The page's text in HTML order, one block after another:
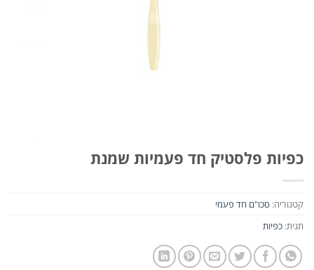
כפיות פלסטיק חד פעמיות שמנת
קטגוריה: סכו"ם חד פעמי
תגית: כפיות